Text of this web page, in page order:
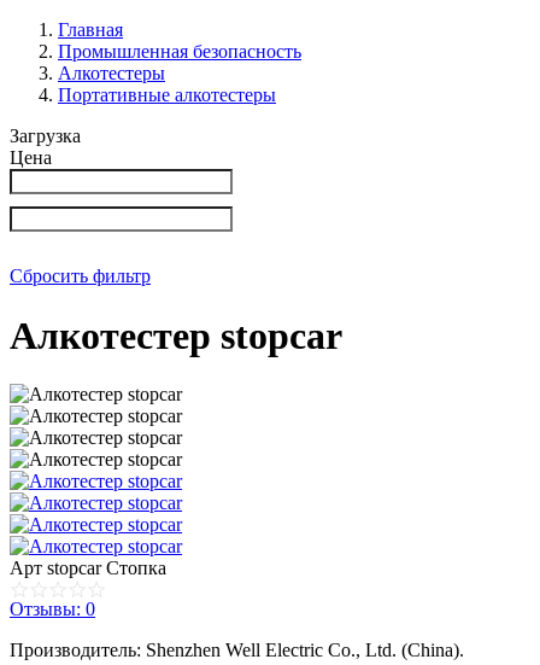
Главная
Промышленная безопасность
Алкотестеры
Портативные алкотестеры
Загрузка
Цена
Сбросить фильтр
Алкотестер stopcar
Арт stopcar Стопка
Отзывы: 0
Производитель: Shenzhen Well Electric Co., Ltd. (China).